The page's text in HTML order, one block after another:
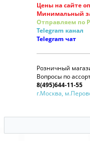
Цены на сайте
Минимальный
Отправляем по
Telegram канал
Telegram чат
Розничный
Вопросы по
8(495)644-11-55
г.Москва,